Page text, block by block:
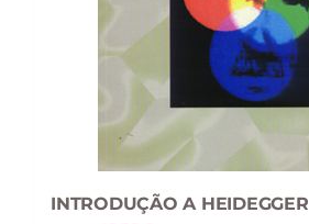
INTRODUÇÃO A HEIDEGGER